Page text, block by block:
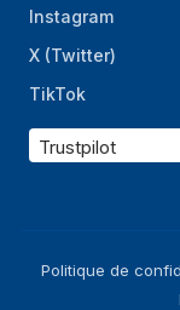
Instagram
X (Twitter)
TikTok
Trustpilot
Politique de